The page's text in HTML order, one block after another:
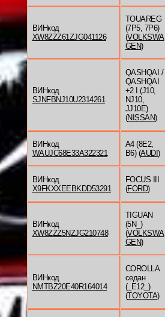
ВИНкод
XW8ZZZ61ZJG041126
TOUAREG
(7P5, 7P6)
(VOLKSWA
GEN)
ВИНкод
SJNFBNJ10U2314261
QASHQAI /
QASHQAI
+2 I (J10,
NJ10,
JJ10E)
(NISSAN)
ВИНкод
WAUJC68E33A322321
A4 (8E2,
B6) (AUDI )
ВИНкод
X9FKXXEEBKDD53291
FOCUS III
(FORD)
ВИНкод
XW8ZZZ5NZJG210748
TIGUAN
(5N_)
(VOLKSWA
GEN)
ВИНкод
NMTBZ20E40R164014
COROLLA
седан
(_E12_)
(TOYOTA)